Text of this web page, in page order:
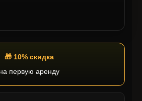
🎁 10% скидка
на первую аренду